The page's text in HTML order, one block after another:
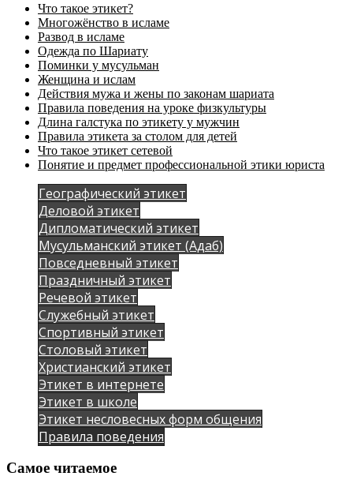
Что такое этикет?
Многожёнство в исламе
Развод в исламе
Одежда по Шариату
Поминки у мусульман
Женщина и ислам
Действия мужа и жены по законам шариата
Правила поведения на уроке физкультуры
Длина галстука по этикету у мужчин
Правила этикета за столом для детей
Что такое этикет сетевой
Понятие и предмет профессиональной этики юриста
Географический этикет
Деловой этикет
Дипломатический этикет
Мусульманский этикет (Адаб)
Повседневный этикет
Праздничный этикет
Речевой этикет
Служебный этикет
Спортивный этикет
Столовый этикет
Христианский этикет
Этикет в интернете
Этикет в школе
Этикет несловесных форм общения
Правила поведения
Самое читаемое